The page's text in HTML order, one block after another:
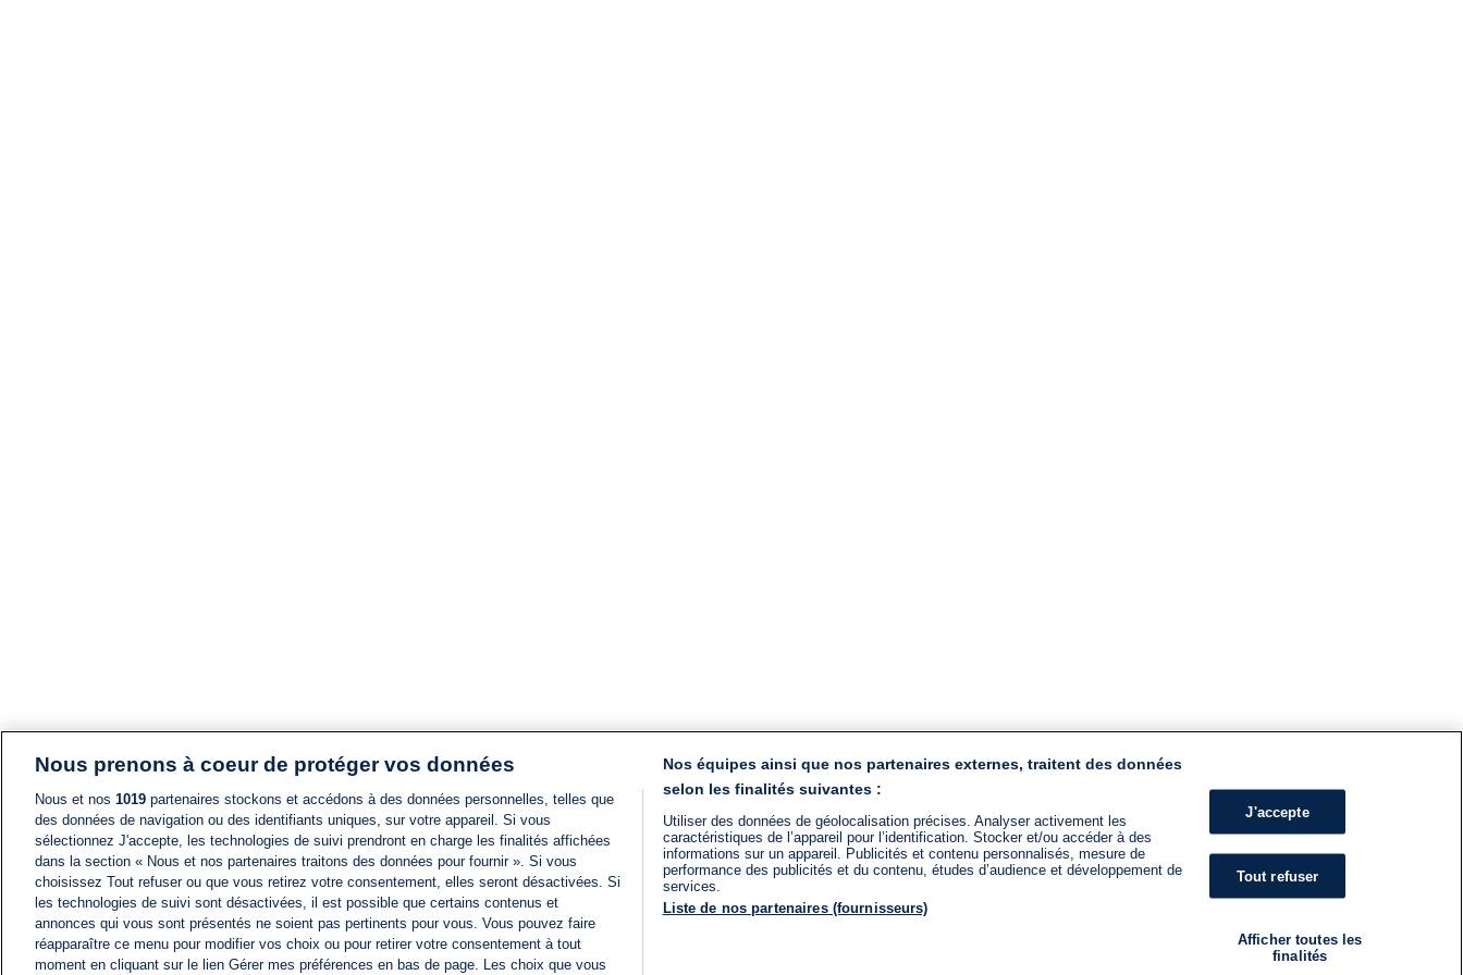
Nous prenons à coeur de protéger vos données
Nous et nos 1019 partenaires stockons et accédons à des données personnelles, telles que
des données de navigation ou des identifiants uniques, sur votre appareil. Si vous
sélectionnez J'accepte, les technologies de suivi prendront en charge les finalités affichées
dans la section « Nous et nos partenaires traitons des données pour fournir ». Si vous
choisissez Tout refuser ou que vous retirez votre consentement, elles seront désactivées. Si
les technologies de suivi sont désactivées, il est possible que certains contenus et
annonces qui vous sont présentés ne soient pas pertinents pour vous. Vous pouvez faire
réapparaître ce menu pour modifier vos choix ou pour retirer votre consentement à tout
moment en cliquant sur le lien Gérer mes préférences en bas de page. Les choix que vous
Nos équipes ainsi que nos partenaires externes, traitent des données
selon les finalités suivantes :
Utiliser des données de géolocalisation précises. Analyser activement les
caractéristiques de l’appareil pour l’identification. Stocker et/ou accéder à des
informations sur un appareil. Publicités et contenu personnalisés, mesure de
performance des publicités et du contenu, études d’audience et développement de
services.
Liste de nos partenaires (fournisseurs)
J'accepte
Tout refuser
Afficher toutes les
finalités